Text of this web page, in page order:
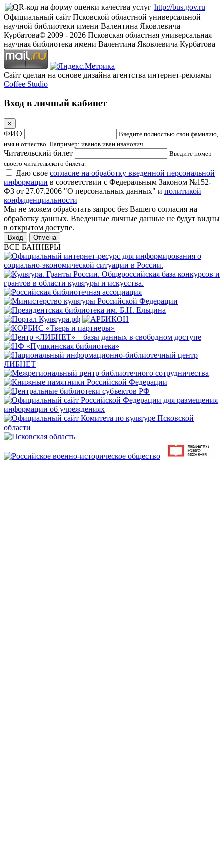
http://bus.gov.ru
Официальный сайт Псковской областной универсальной
научной библиотеки имени Валентина Яковлевича
Курбатова© 2009 - 2026 Псковская областная универсальная
научная библиотека имени Валентина Яковлевича Курбатова
Сайт сделан на основе дизайна агентства интернет-рекламы
Coffee Studio
Вход в личный кабинет
×
ФИО
Введите полностью свои фамилию,
имя и отчество. Например: иванов иван иванович
Читательский билет
Введите номер
своего читательского билета.
Даю свое согласие на обработку введенной персональной
информации в соответствии с Федеральным Законом №152-
ФЗ от 27.07.2006 "О персональных данных" и политикой
конфиденциальности
Мы не можем обработать запрос без Вашего согласия на
обработку данных. Введенные личные данные не будут видны
в открытом доступе.
Отмена
ВСЕ БАННЕРЫ